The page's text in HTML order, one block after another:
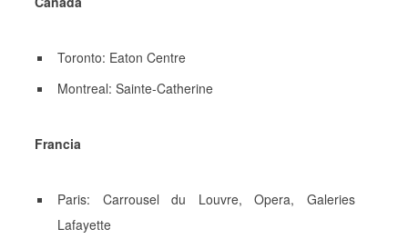
Toronto: Eaton Centre
Montreal: Sainte-Catherine
Francia
Paris: Carrousel du Louvre, Opera, Galeries
Lafayette